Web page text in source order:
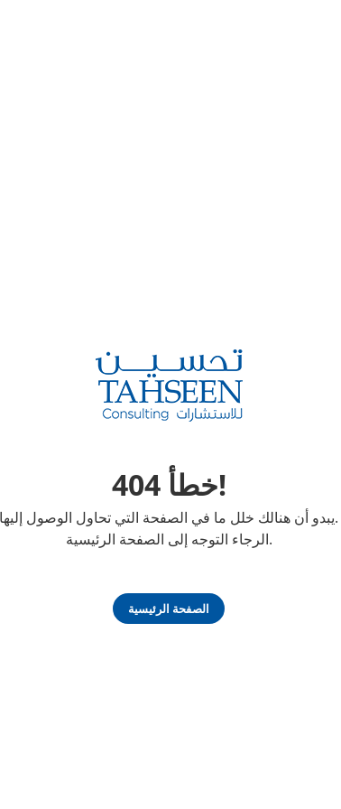
خطأ 404!
يبدو أن هنالك خلل ما في الصفحة التي تحاول الوصول إليها.
الرجاء التوجه إلى الصفحة الرئيسية.
الصفحة الرئيسية